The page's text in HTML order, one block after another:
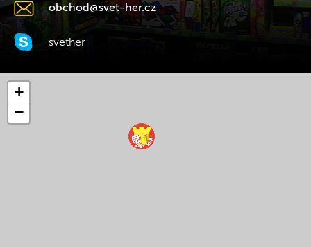
obchod@svet-her.cz
svether
+
−